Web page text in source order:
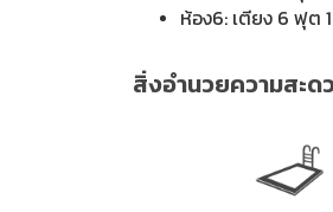
ห้อง6: เตียง 6 ฟุต
สิ่งอำนวยความสะด